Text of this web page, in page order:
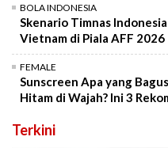
BOLA INDONESIA
Skenario Timnas
Vietnam di Piala AFF 2026
FEMALE
Sunscreen Apa yang
Hitam di Wajah? Ini 3
Terkini